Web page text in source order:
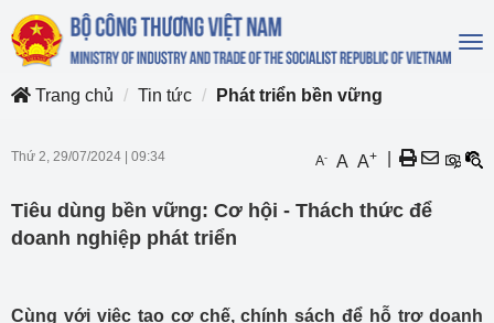
Trang chủ
Tin tức Phát triển bền vững
Thứ 2, 29/07/2024 09:34 A- A A+
Tiêu dùng bền vững: Cơ hội - Thách thức để
doanh nghiệp phát triển
Cùng với việc tạo cơ chế, chính sách để hỗ trợ doanh